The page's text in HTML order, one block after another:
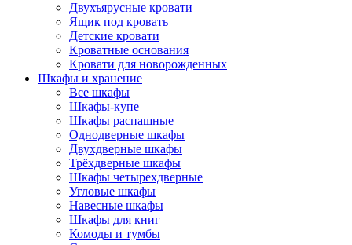
Двухъярусные кровати
Ящик под кровать
Детские кровати
Кроватные основания
Кровати для новорожденных
Шкафы и хранение
Все шкафы
Шкафы-купе
Шкафы распашные
Однодверные шкафы
Двухдверные шкафы
Трёхдверные шкафы
Шкафы четырехдверные
Угловые шкафы
Навесные шкафы
Шкафы для книг
Комоды и тумбы